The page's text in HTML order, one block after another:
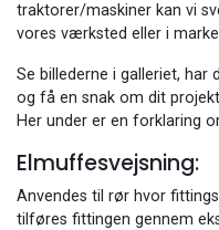
traktorer/maskiner kan vi
vores værksted eller i
Se billederne i galleriet, har
og få en snak om dit
Her under er en forklaring
Elmuffesvejsning:
Anvendes til rør hvor
tilføres fittingen gennem